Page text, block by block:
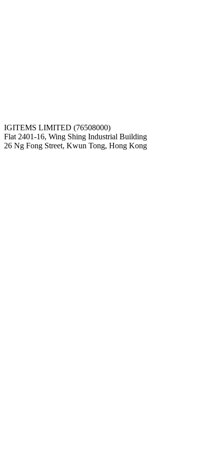
IGITEMS LIMITED (76508000)
Flat 2401-16, Wing Shing Industrial Building
26 Ng Fong Street, Kwun Tong, Hong Kong